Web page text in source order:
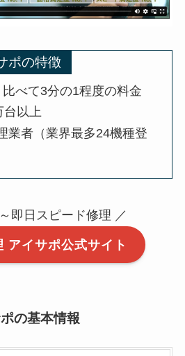
ポの特徴
べて3分の1程度の料金
台以上
業者（業界最多24機種登
即日スピード修理 ／
アイサポ公式サイト
の基本情報